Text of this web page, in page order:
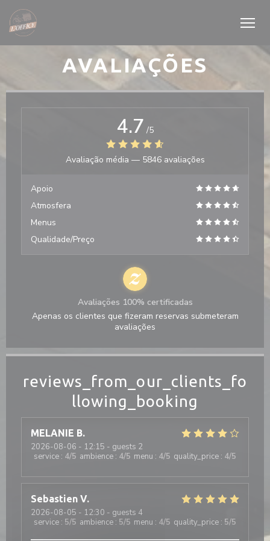
Painel de Gerenciamento de Cookies
AVALIAÇÕES
reviews_from_our_clients_fo
llowing_booking
MELANIE B
2026-08-06 - 12:15 - guests 2
service : 4/5 ambience : 4/5 menu : 4/5 quality_price : 4/5
Sebastien V
2026-08-05 - 12:30 - guests 4
service : 5/5 ambience : 5/5 menu : 4/5 quality_price : 5/5
4.7 /5
Avaliação média — 5846 avaliações
Apoio
Atmosfera
Menus
Qualidade/Preço
Avaliações 100% certificadas
Apenas os clientes que fizeram reservas submeteram
avaliações